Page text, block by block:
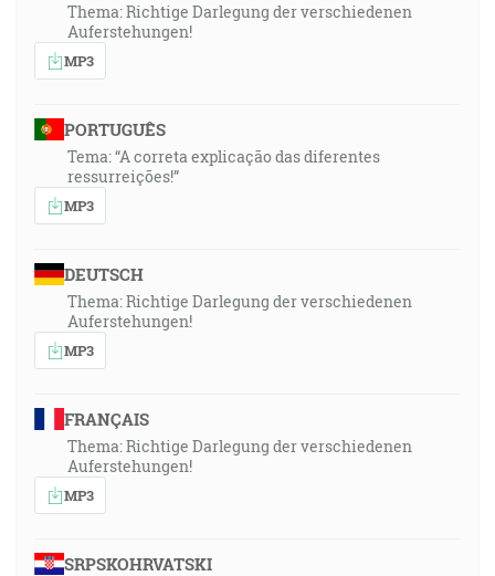
Thema: Richtige Darlegung der verschiedenen
Auferstehungen!
MP3
PORTUGUÊS
Tema: “A correta explicação das diferentes
ressurreições!”
MP3
DEUTSCH
Thema: Richtige Darlegung der verschiedenen
Auferstehungen!
MP3
FRANÇAIS
Thema: Richtige Darlegung der verschiedenen
Auferstehungen!
MP3
SRPSKOHRVATSKI